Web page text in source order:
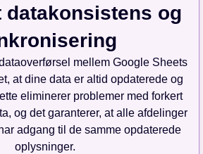
datakonsistens og
mellem Google Sheets
at dine data er altid opdaterede og
eliminerer problemer med forkert
og det garanterer, at alle afdelinger
adgang til de samme opdaterede
oplysninger.